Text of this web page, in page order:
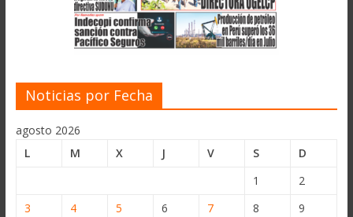
Noticias por Fecha
agosto 2026
L
M X J V S
D
1
2
3
4 5 6 7 8
9